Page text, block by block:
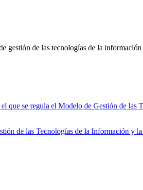
gestión de las tecnologías de la
se regula el Modelo de Gestión de
de las Tecnologías de la Información y